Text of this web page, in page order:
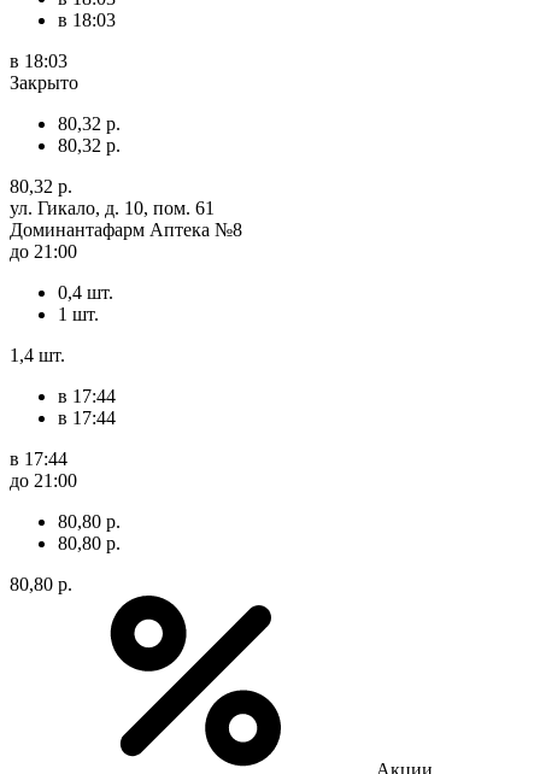
в 18:03
в 18:03
Закрыто
80,32 р.
80,32 р.
80,32 р.
ул. Гикало, д. 10, пом. 61
Доминантафарм Аптека №8
до 21:00
0,4 шт.
1 шт.
1,4 шт.
в 17:44
в 17:44
в 17:44
до 21:00
80,80 р.
80,80 р.
80,80 р.
Акции